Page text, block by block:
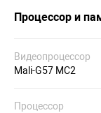
Процессор и
Видеопроцессор
Mali-G57 MC2
Процессор